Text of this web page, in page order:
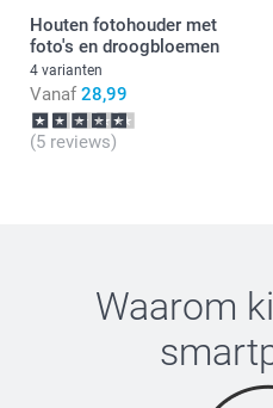
Houten fotohouder met
foto's en droogbloemen
4 varianten
Vanaf 28,99
(5 reviews)
Waarom